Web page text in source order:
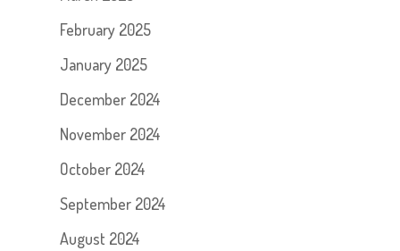
February 2025
January 2025
December 2024
November 2024
October 2024
September 2024
August 2024